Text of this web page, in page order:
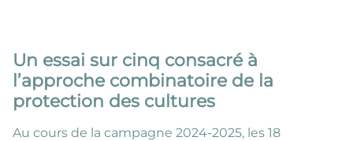
Un essai sur cinq consacré à
l’approche combinatoire de la
protection des cultures
Au cours de la campagne 2024-2025, les 18